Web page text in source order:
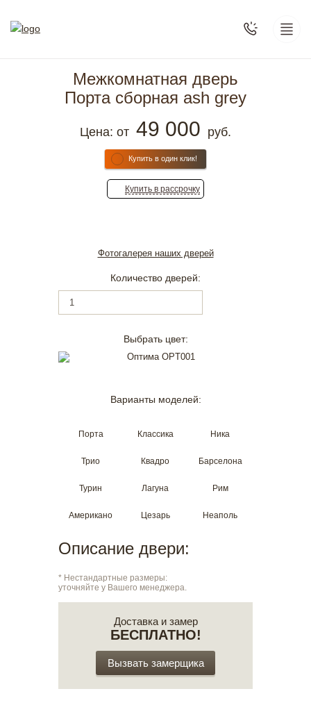
Межкомнатная дверь
Порта сборная ash grey
Фотогалерея наших дверей
Цена: от 49 000 руб.
Купить в один клик!
Купить в рассрочку
Количество дверей:
Выбрать цвет:
Варианты моделей:
Порта Классика Ника
Трио Квадро Барселона
Турин Лагуна Рим
Американо Цезарь Неаполь
Описание двери:
* Нестандартные размеры:
уточняйте у Вашего менеджера.
Доставка и замер
БЕСПЛАТНО!
Вызвать замерщика